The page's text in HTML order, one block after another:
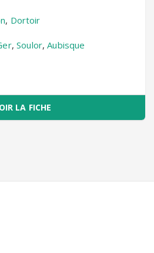
, Dortoir
,Soulor,Aubisque
LA FICHE